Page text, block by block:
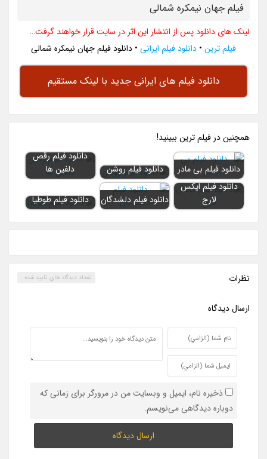
فیلم جهان نیمکره شمالی
لینک های دانلود پس از انتشار این اثر در سایت قرار خواهند گرفت…
فیلم ترین • دانلود فیلم ایرانی • دانلود فیلم جهان نیمکره شمالی
دانلود فیلم های ایرانی جدید با لینک مستقیم
همچنين در فيلم ترين ببينيد!
دانلود فیلم بی مادر دانلود فیلم روشن
دانلود فیلم رقص
دلفین ها
دانلود فیلم ایکس
لارج
دانلود فیلم دلشدگان دانلود فیلم طوطیا
نظرات تعداد ديدگاه هاي تاييد شده :
ارسال ديدگاه
ذخیره نام، ایمیل و وبسایت من در مرورگر برای زمانی که
دوباره دیدگاهی می‌نویسم.